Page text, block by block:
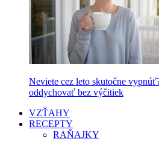
Neviete cez leto skutočne
oddychovať bez výčitiek
VZŤAHY
RECEPTY
RAŇAJKY